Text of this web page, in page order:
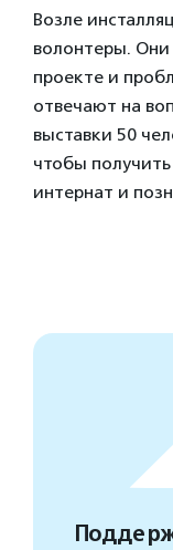
Возле
волонтеры.
проекте и
отвечают на
выставки 50
чтобы
интернат и